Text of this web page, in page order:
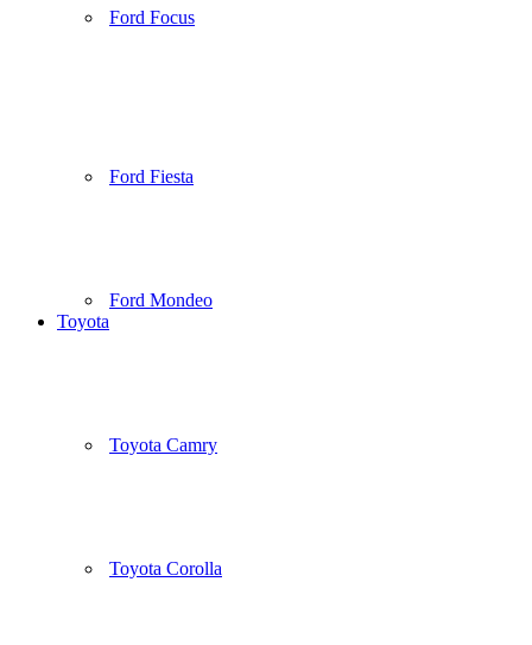
Ford Focus
Ford Fiesta
Ford Mondeo
Toyota
Toyota Camry
Toyota Corolla